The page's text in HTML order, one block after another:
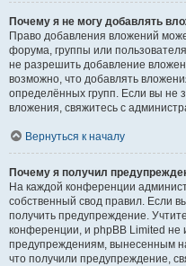
Почему я не могу добавлять
Право добавления вложений
форума, группы или
не разрешить добавление
возможно, что добавлять
определённых групп. Если вы не
вложения, свяжитесь с
Вернуться к началу
Почему я получил
На каждой конференции
собственный свод правил. Если
получить предупреждение.
конференции, и phpBB Limited не
предупреждениям, вынесенным
что получили предупреждение,